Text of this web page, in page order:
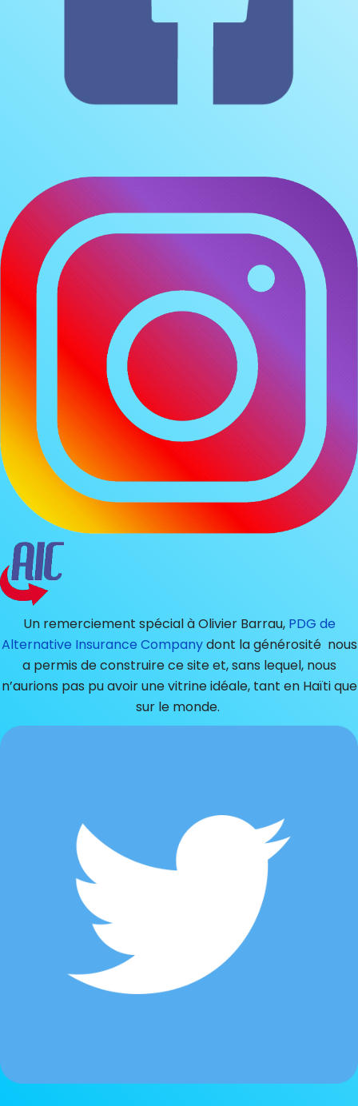
Un remerciement spécial à Olivier Barrau, PDG de
Alternative Insurance Companydont la générosité nous
a permis de construire ce site et, sans lequel, nous
n’aurions pas pu avoir une vitrine idéale, tant en Haïti que
sur le monde.